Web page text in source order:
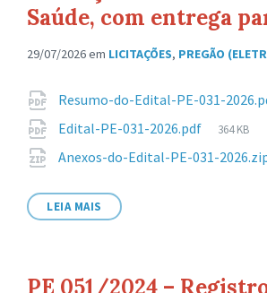
Saúde, com entrega
29/07/2026em LICITAÇÕES, PREGÃO
Anexos
Resumo-do-Edital-PE-031-
Edital-PE-031-2026.pdf
Tamanho
arquivo:
364 KB
Anexos-do-Edital-PE-031-
LEIA MAIS
PE 051/2024 –